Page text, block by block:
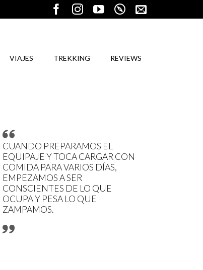
VIAJES TREKKING REVIEWS
CUANDO PREPARAMOS EL
EQUIPAJE Y TOCA CARGAR CON
COMIDA PARA VARIOS DÍAS,
EMPEZAMOS A SER
CONSCIENTES DE LO QUE
OCUPA Y PESA LO QUE
ZAMPAMOS.